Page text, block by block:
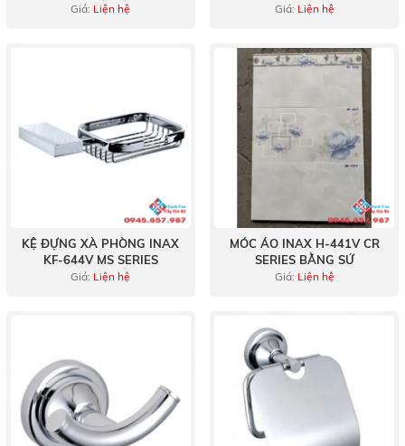
Giá: Liện hệ Giá: Liện hệ
KỆ ĐỰNG XÀ PHÒNG INAX
KF-644V MS SERIES
Giá: Liện hệ
MÓC ÁO INAX H-441V CR
SERIES BẰNG SỨ
Giá: Liện hệ